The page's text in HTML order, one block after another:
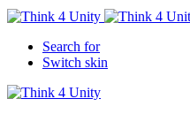
Search for
Switch skin